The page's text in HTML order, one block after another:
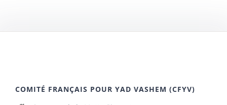
COMITÉ FRANÇAIS POUR YAD VASHEM (CFYV)